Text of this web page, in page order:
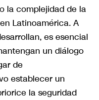
la complejidad de la
Latinoamérica. A
es esencial
un diálogo
de
establecer un
la seguridad